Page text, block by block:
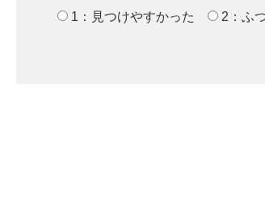
1：見つけやすかった
2：ふ